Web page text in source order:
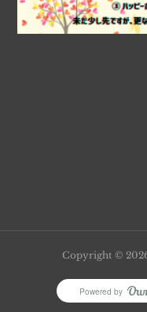
Copyright ©
Powered by